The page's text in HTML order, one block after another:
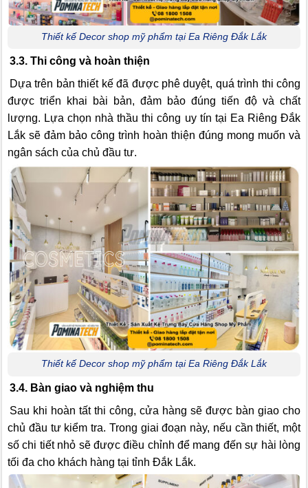
Thiết kế Decor shop mỹ phẩm tại Ea Riêng Đắk Lắk
3.3. Thi công và hoàn thiện
Dựa trên bản thiết kế đã được phê duyệt, quá trình thi công
được triển khai bài bản, đảm bảo đúng tiến độ và chất
lượng. Lựa chọn nhà thầu thi công uy tín tại Ea Riêng Đắk
Lắk sẽ đảm bảo công trình hoàn thiện đúng mong muốn và
ngân sách của chủ đầu tư.
Thiết kế Decor shop mỹ phẩm tại Ea Riêng Đắk Lắk
3.4. Bàn giao và nghiệm thu
Sau khi hoàn tất thi công, cửa hàng sẽ được bàn giao cho
chủ đầu tư kiểm tra. Trong giai đoạn này, nếu cần thiết, một
số chi tiết nhỏ sẽ được điều chỉnh để mang đến sự hài lòng
tối đa cho khách hàng tại tỉnh Đắk Lắk.